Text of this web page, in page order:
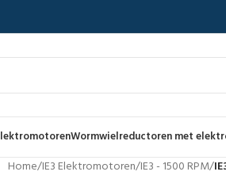
Wormwielreductoren met
Home/IE3 Elektromotoren/IE3 - 1500 RPM/